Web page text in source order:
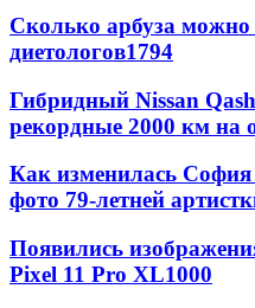
Сколько арбуза можно
диетологов1794
Гибридный Nissan
рекордные 2000 км на
Как изменилась София
фото 79-летней
Появились
Pixel 11 Pro XL1000